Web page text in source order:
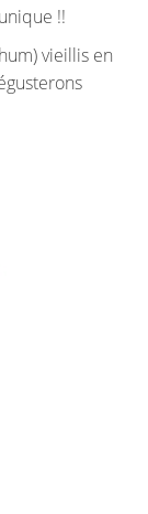
!!
vieillis en